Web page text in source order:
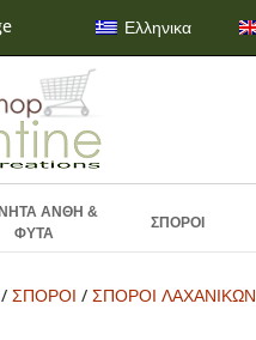
Ελληνικα
ΑΝΘΗ &
ΦΥΤΑ
ΣΠΟΡΟΙ
/ΣΠΟΡΟΙ /ΣΠΟΡΟΙ ΛΑΧΑΝΙΚΩΝ